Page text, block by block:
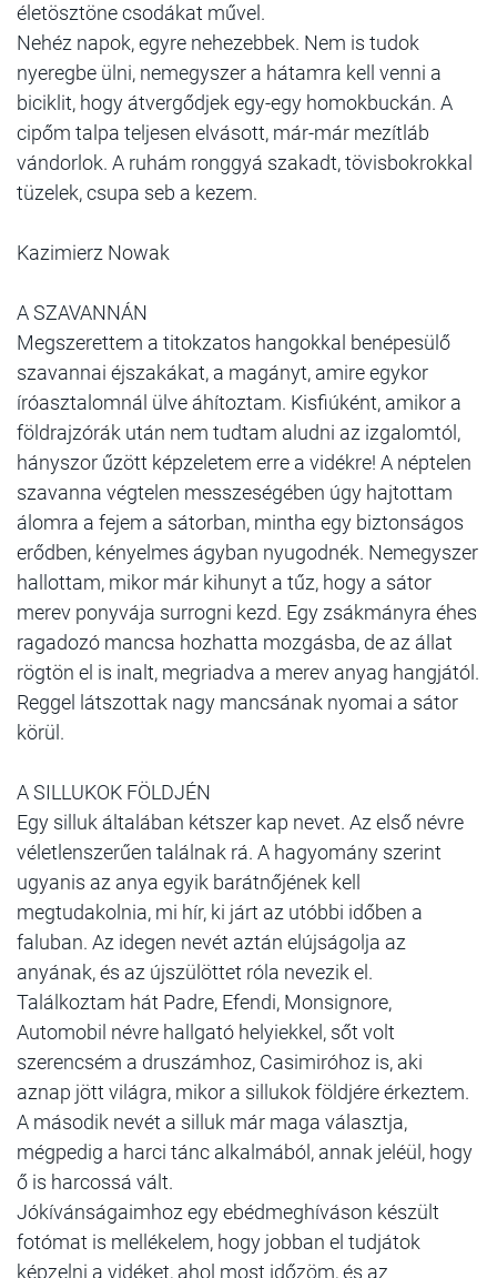
életösztöne csodákat művel.
Nehéz napok, egyre nehezebbek. Nem is tudok
nyeregbe ülni, nemegyszer a hátamra kell venni a
biciklit, hogy átvergődjek egy-egy homokbuckán. A
cipőm talpa teljesen elvásott, már-már mezítláb
vándorlok. A ruhám ronggyá szakadt, tövisbokrokkal
tüzelek, csupa seb a kezem.
Kazimierz Nowak
A SZAVANNÁN
Megszerettem a titokzatos hangokkal benépesülő
szavannai éjszakákat, a magányt, amire egykor
íróasztalomnál ülve áhítoztam. Kisfiúként, amikor a
földrajzórák után nem tudtam aludni az izgalomtól,
hányszor űzött képzeletem erre a vidékre! A néptelen
szavanna végtelen messzeségében úgy hajtottam
álomra a fejem a sátorban, mintha egy biztonságos
erődben, kényelmes ágyban nyugodnék. Nemegyszer
hallottam, mikor már kihunyt a tűz, hogy a sátor
merev ponyvája surrogni kezd. Egy zsákmányra éhes
ragadozó mancsa hozhatta mozgásba, de az állat
rögtön el is inalt, megriadva a merev anyag hangjától.
Reggel látszottak nagy mancsának nyomai a sátor
körül.
A SILLUKOK FÖLDJÉN
Egy silluk általában kétszer kap nevet. Az első névre
véletlenszerűen találnak rá. A hagyomány szerint
ugyanis az anya egyik barátnőjének kell
megtudakolnia, mi hír, ki járt az utóbbi időben a
faluban. Az idegen nevét aztán elújságolja az
anyának, és az újszülöttet róla nevezik el.
Találkoztam hát Padre, Efendi, Monsignore,
Automobil névre hallgató helyiekkel, sőt volt
szerencsém a druszámhoz, Casimiróhoz is, aki
aznap jött világra, mikor a sillukok földjére érkeztem.
A második nevét a silluk már maga választja,
mégpedig a harci tánc alkalmából, annak jeléül, hogy
ő is harcossá vált.
Jókívánságaimhoz egy ebédmeghíváson készült
fotómat is mellékelem, hogy jobban el tudjátok
képzelni a vidéket, ahol most időzöm, és az